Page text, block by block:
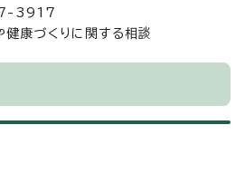
3917
健康づくりに関する相談